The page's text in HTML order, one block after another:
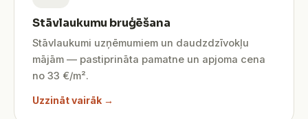
Stāvlaukumu bruģēšana
Stāvlaukumi uzņēmumiem un daudzdzīvokļu
mājām — pastiprināta pamatne un apjoma cena
no 33 €/m².
Uzzināt vairāk →